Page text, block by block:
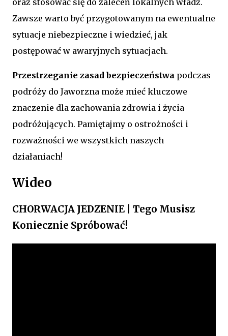
oraz stosować się do zaleceń lokalnych władz.
Zawsze warto być przygotowanym na ewentualne
sytuacje niebezpieczne i wiedzieć, jak
postępować w awaryjnych sytuacjach.
Przestrzeganie zasad bezpieczeństwa podczas
podróży do Jaworzna może mieć kluczowe
znaczenie dla zachowania zdrowia i życia
podróżujących. Pamiętajmy o ostrożności i
rozważności we wszystkich naszych
działaniach!
Wideo
CHORWACJA JEDZENIE | Tego Musisz
Koniecznie Spróbować!